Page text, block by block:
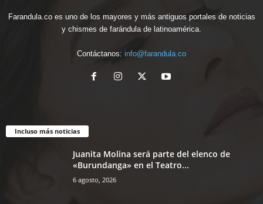
Farandula.co es uno de los mayores y más antiguos portales de noticias
y chismes de farándula de latinoamérica.
Contáctanos: info@farandula.co
Incluso más noticias
Juanita Molina será parte del elenco de
«Burundanga» en el Teatro...
6 agosto, 2026